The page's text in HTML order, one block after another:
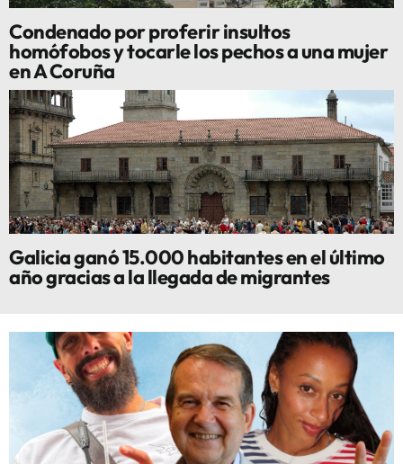
Condenado por proferir insultos
homófobos y tocarle los pechos a una mujer
en A Coruña
Galicia ganó 15.000 habitantes en el último
año gracias a la llegada de migrantes